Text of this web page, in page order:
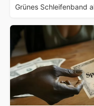
Grünes Schleifenband